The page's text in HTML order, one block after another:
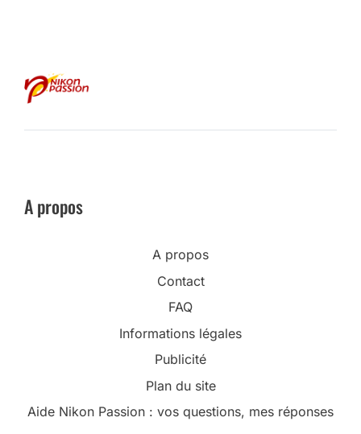
A propos
A propos
Contact
FAQ
Informations légales
Publicité
Plan du site
Aide Nikon Passion : vos questions, mes réponses